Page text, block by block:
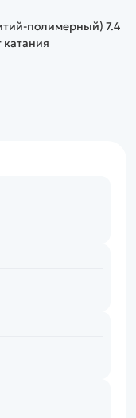
полимерный) 7.4
катания